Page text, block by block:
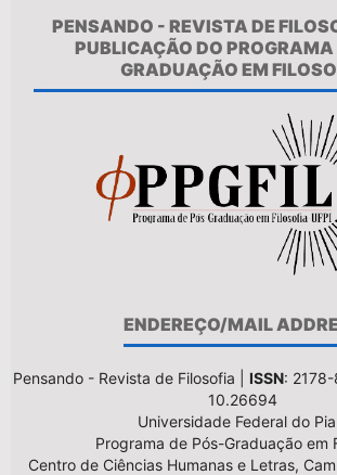
PENSANDO - REVISTA DE
PUBLICAÇÃO DO PROGRAMA
GRADUAÇÃO EM
ENDEREÇO/MAIL
Pensando - Revista de Filosofia | ISSN: 2178-
10.26694
Universidade Federal do
Programa de Pós-Graduação em
Centro de Ciências Humanas e Letras,